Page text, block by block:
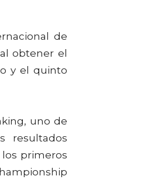
de
obtener el
y el quinto
uno de
resultados
primeros